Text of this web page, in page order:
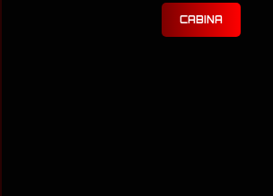
CABINA